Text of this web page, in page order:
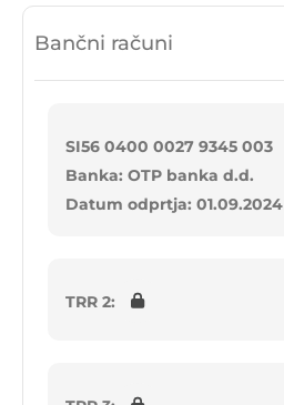
Bančni računi
SI56 0400 0027 9345 003
Banka: OTP banka d.d.
Datum odprtja: 01.09.2024
TRR 2: